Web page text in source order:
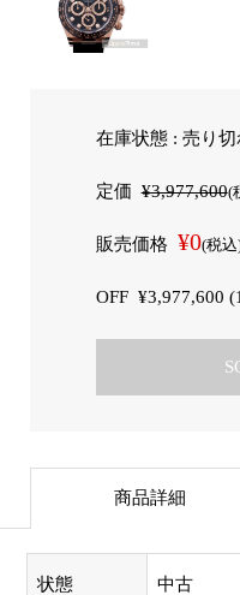
在庫状態 : 売り切
定価¥3,977,600(
販売価格 ¥0(税込
OFF ¥3,977,600
商品詳細
状態 中古